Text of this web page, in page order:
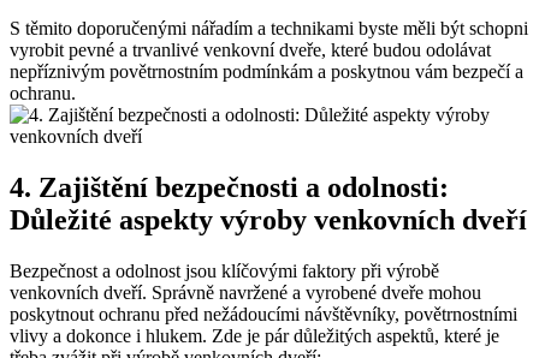
S těmito doporučenými nářadím a technikami byste měli být schopni
vyrobit pevné a trvanlivé venkovní dveře, které budou odolávat
nepříznivým povětrnostním podmínkám a poskytnou vám bezpečí a
ochranu.
4. Zajištění bezpečnosti a odolnosti:
Důležité aspekty výroby venkovních dveří
Bezpečnost a odolnost jsou klíčovými faktory při výrobě
venkovních dveří. Správně navržené a vyrobené dveře mohou
poskytnout ochranu před nežádoucími návštěvníky, povětrnostními
vlivy a dokonce i hlukem. Zde je pár důležitých aspektů, které je